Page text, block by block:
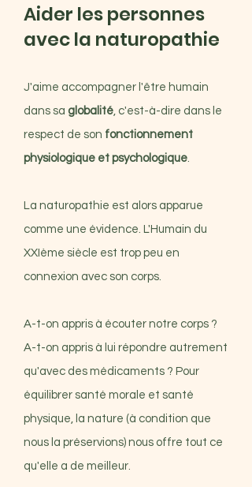
Aider les personnes
avec la naturopathie
J'aime accompagner l'être humain
dans sa globalité, c'est-à-dire dans le
respect de son fonctionnement
physiologique et psychologique.
La naturopathie est alors apparue
comme une évidence. L'Humain du
XXIème siècle est trop peu en
connexion avec son corps.
A-t-on appris à écouter notre corps ?
A-t-on appris à lui répondre autrement
qu'avec des médicaments ? Pour
équilibrer santé morale et santé
physique, la nature (à condition que
nous la préservions) nous offre tout ce
qu'elle a de meilleur.